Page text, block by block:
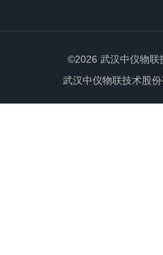
©2026 武汉中仪物联
武汉中仪物联技术股